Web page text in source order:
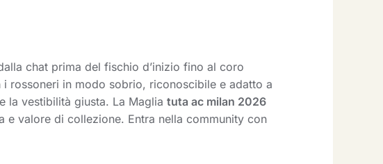
chat prima del fischio d’inizio fino al coro
rossoneri in modo sobrio, riconoscibile e adatto a
la vestibilità giusta. La Maglia tuta ac milan 2026
valore di collezione. Entra nella community con